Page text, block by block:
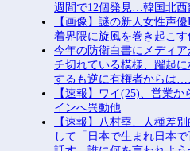
週間で12個発見…韓国北西
【画像】謎の新人女性声
着界隈に旋風を巻き起こす
今年の防衛白書にメディ
チ切れている模様、躍起に
するも逆に有権者からは
【速報】ワイ(25)、営業か
インへ異動他
【速報】八村塁、人種差
して「日本で生まれ日本